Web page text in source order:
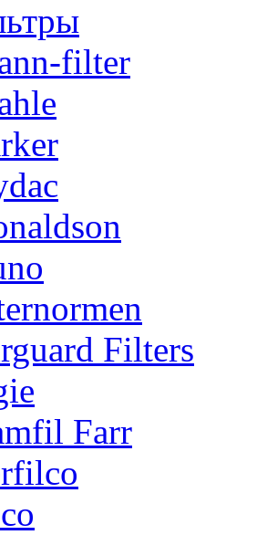
filter
Filters
Farr